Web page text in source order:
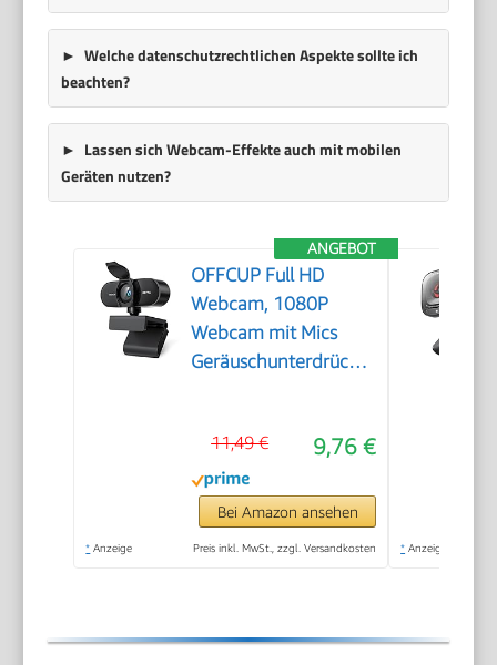
Welche datenschutzrechtlichen Aspekte sollte ich
beachten?
Lassen sich Webcam-Effekte auch mit mobilen
Geräten nutzen?
ANGEBOT
OFFCUP Full HD
Webcam, 1080P
Webcam mit Mics
Geräuschunterdrückung,
Kamera für PC Laptop
für Live-Streaming
Videoanruf Konferenz
Online-Unterricht
9,76 €
11,49 €
Bei Amazon ansehen
* Anzeige Preis inkl. MwSt., zzgl. Versandkosten * Anzeige